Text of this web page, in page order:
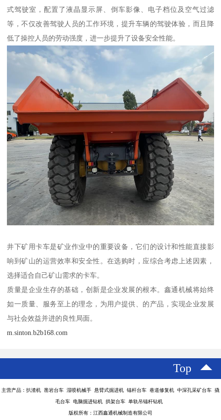
式驾驶室，配置了液晶显示屏、倒车影像、电子档位及空气过滤
等，不仅改善驾驶人员的工作环境，提升车辆的驾驶体验，而且降
低了操控人员的劳动强度，进一步提升了设备安全性能。
井下矿用卡车是矿业作业中的重要设备，它们的设计和性能直接影
响到矿山的运营效率和安全性。在选购时，应综合考虑上述因素，
选择适合自己矿山需求的卡车。
质量是企业生存的基础，创新是企业发展的根本。鑫通机械将始终
如一质量、服务至上的理念，为用户提供、的产品，实现企业发展
与社会效益并进的良性局面。
m.sinton.b2b168.com
Top
主营产品：扒渣机 凿岩台车 湿喷机械手 悬臂式掘进机 锚杆台车 巷道修复机 中深孔采矿台车 撬
毛台车 电脑掘进钻机 拱架台车 单轨吊锚杆钻机
版权所有：江西鑫通机械制造有限公司